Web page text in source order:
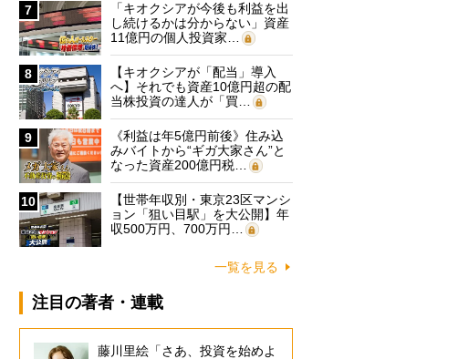
7
「キオクシアが今後も利益を出
し続けるかは分からない」資産
11億円の個人投資家…
8
【キオクシアが「配当」導入
へ】それでも資産10億円超の配
当株投資の達人が「買…
9
《利益は年5億円前後》住み込
みバイトから“ギガ大家さん”と
なった資産200億円税…
10
【世帯年収別・東京23区マンシ
ョン「狙い目駅」を大公開】年
収500万円、700万円…
一覧を見る
注目の著者・連載
藤川里絵「さあ、投資を始めよ